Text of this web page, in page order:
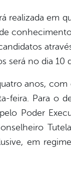
realizada em
será no dia 10
anos, com
feira. Para o
Poder
em